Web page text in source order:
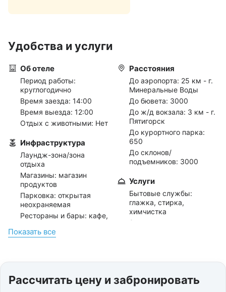
Удобства и услуги
Об отеле
Период работы:
круглогодично
Время заезда: 14:00
Время выезда: 12:00
Отдых с животными: Нет
Инфраструктура
Лаундж-зона/зона
отдыха
Магазины: магазин
продуктов
Парковка: открытая
неохраняемая
Рестораны и бары: кафе,
Салон красоты
Расстояния
До аэропорта: 25 км - г.
Минеральные Воды
До бювета: 3000
До ж/д вокзала: 3 км - г.
Пятигорск
До курортного парка:
650
До склонов/
подъемников: 3000
Услуги
Бытовые службы:
глажка, стирка,
химчистка
Заказ: такси,
территории
инвентаря (утюг)
Показать всe
Рассчитать цену и забронировать